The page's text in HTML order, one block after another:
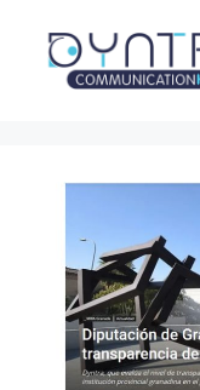
contenido